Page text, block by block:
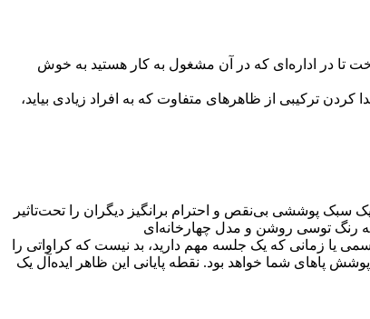
تا در اداره‌ای که در آن مشغول به کار هستید به خوش
ترکیبی از ظاهرهای متفاوت که به افراد زیادی بیاید،
پوششی بی‌نقص و احترام برانگیز دیگران را تحت‌تاثیر
رنگ توسی روشن و مدل چهارخانه‌ای
زمانی که یک جلسه مهم دارید، بد نیست که کراواتی را
پاهای شما خواهد بود. نقطه پایانی این ظاهر ایده‌آل یک